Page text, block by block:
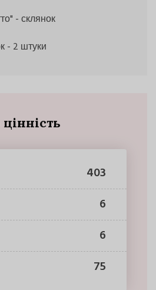
- склянок
- 2 штуки
403
6
6
75